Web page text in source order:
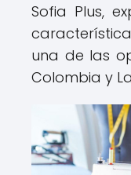
Sofia Plus,
una de las
Colombia y